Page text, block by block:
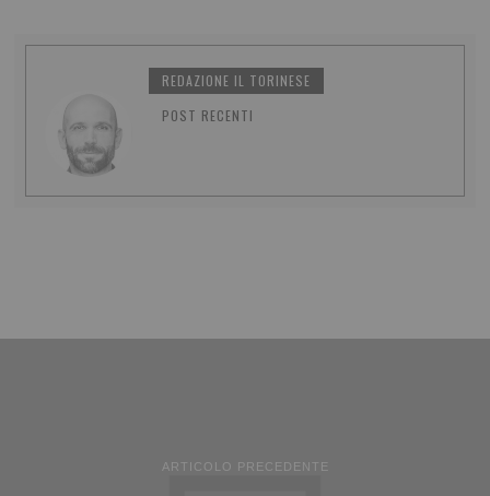
REDAZIONE IL TORINESE
POST RECENTI
ARTICOLO PRECEDENTE